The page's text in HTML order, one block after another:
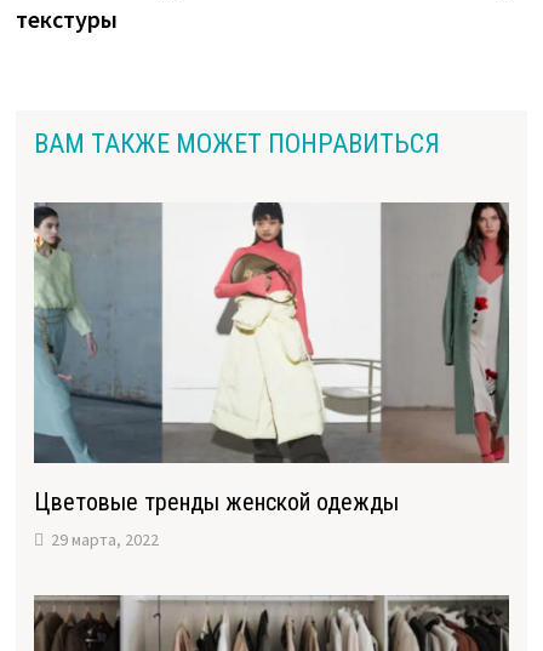
текстуры
ВАМ ТАКЖЕ МОЖЕТ ПОНРАВИТЬСЯ
Цветовые тренды женской одежды
29 марта, 2022